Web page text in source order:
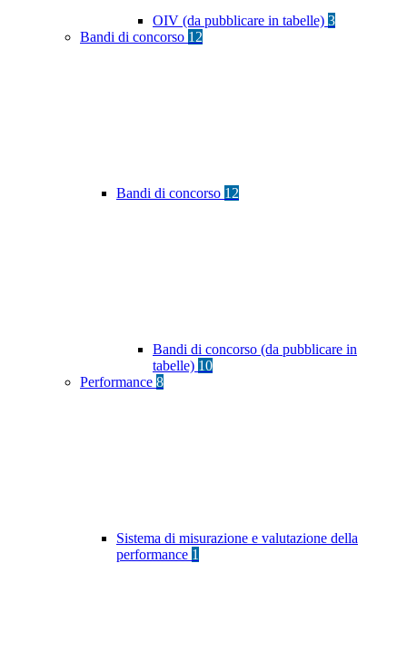
OIV (da pubblicare in tabelle) 3
Bandi di concorso 12
Bandi di concorso 12
Bandi di concorso (da pubblicare in
tabelle) 10
Performance 8
Sistema di misurazione e valutazione della
performance 1